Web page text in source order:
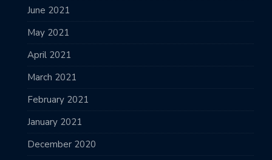
June 2021
May 2021
April 2021
March 2021
February 2021
January 2021
December 2020